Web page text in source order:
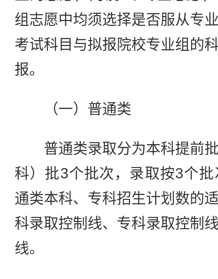
组志愿中均须选择是否服从专
考试科目与拟报院校专业组的
报。
（一）普通类
普通类录取分为本科提前批
科）批3个批次，录取按3个
通类本科、专科招生计划数的
科录取控制线、专科录取控制
线。